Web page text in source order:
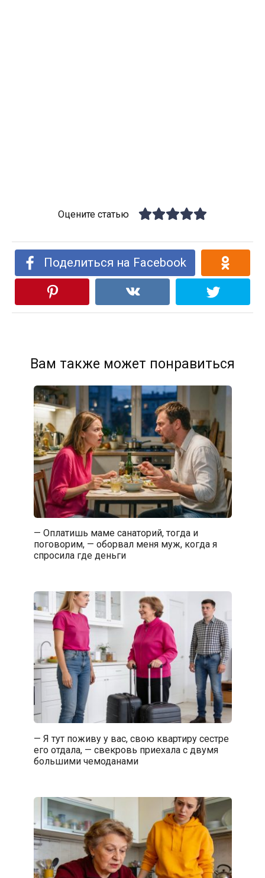
Оцените статью
Поделиться на Facebook
Вам также может понравиться
— Оплатишь маме санаторий, тогда и
поговорим, — оборвал меня муж, когда я
спросила где деньги
— Я тут поживу у вас, свою квартиру сестре
его отдала, — свекровь приехала с двумя
большими чемоданами